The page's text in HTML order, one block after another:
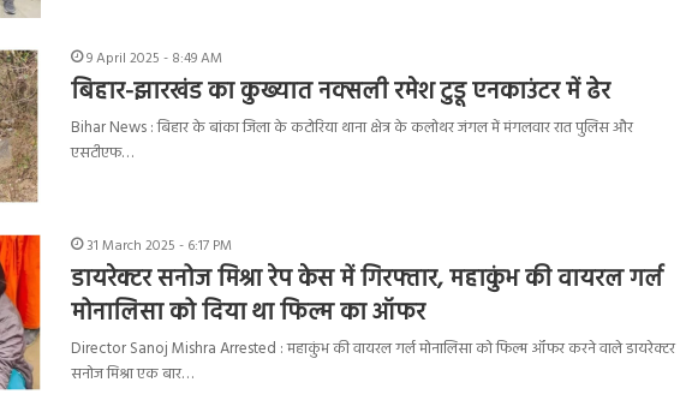
9 April 2025 - 8:49 AM
बिहार-झारखंड का कुख्यात नक्सली रमेश टुडू एनकाउंटर में ढेर
Bihar News : बिहार के बांका जिला के कटोरिया थाना क्षेत्र के कलोथर जंगल में मंगलवार रात पुलिस और
एसटीएफ…
31 March 2025 - 6:17 PM
डायरेक्टर सनोज मिश्रा रेप केस में गिरफ्तार, महाकुंभ की वायरल गर्ल
मोनालिसा को दिया था फिल्म का ऑफर
Director Sanoj Mishra Arrested : महाकुंभ की वायरल गर्ल मोनालिसा को फिल्म ऑफर करने वाले डायरेक्टर
सनोज मिश्रा एक बार…